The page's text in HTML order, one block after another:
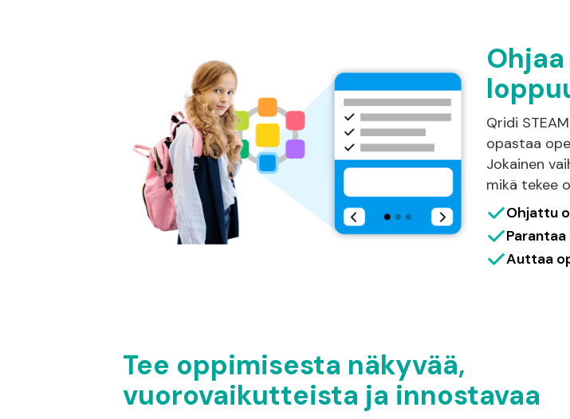
Qridi
opastaa
Jokainen
mikä tekee
Ohjattu
Auttaa
Tee oppimisesta näkyvää,
vuorovaikutteista ja innostavaa